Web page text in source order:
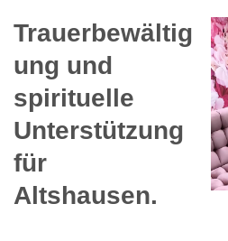
Trauerbewältig
ung und
spirituelle
Unterstützung
für
Altshausen.